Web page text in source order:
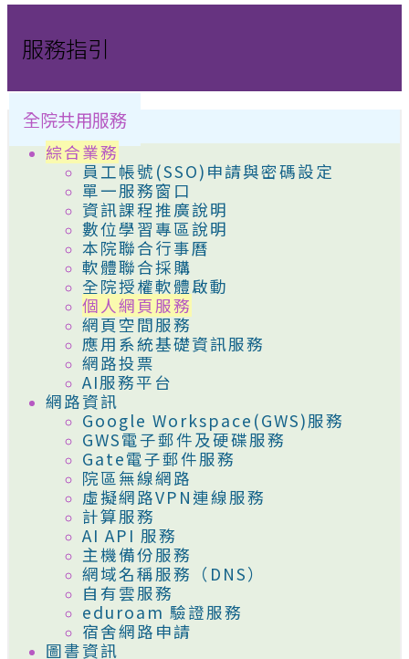
服務指引
全院共用服務
綜合業務
員工帳號(SSO)申請與密碼設定
單一服務窗口
資訊課程推廣說明
數位學習專區說明
本院聯合行事曆
軟體聯合採購
全院授權軟體啟動
個人網頁服務
網頁空間服務
應用系統基礎資訊服務
網路投票
AI服務平台
網路資訊
Google Workspace(GWS)服務
GWS電子郵件及硬碟服務
Gate電子郵件服務
院區無線網路
虛擬網路VPN連線服務
計算服務
AI API 服務
主機備份服務
網域名稱服務（DNS）
自有雲服務
eduroam 驗證服務
宿舍網路申請
圖書資訊